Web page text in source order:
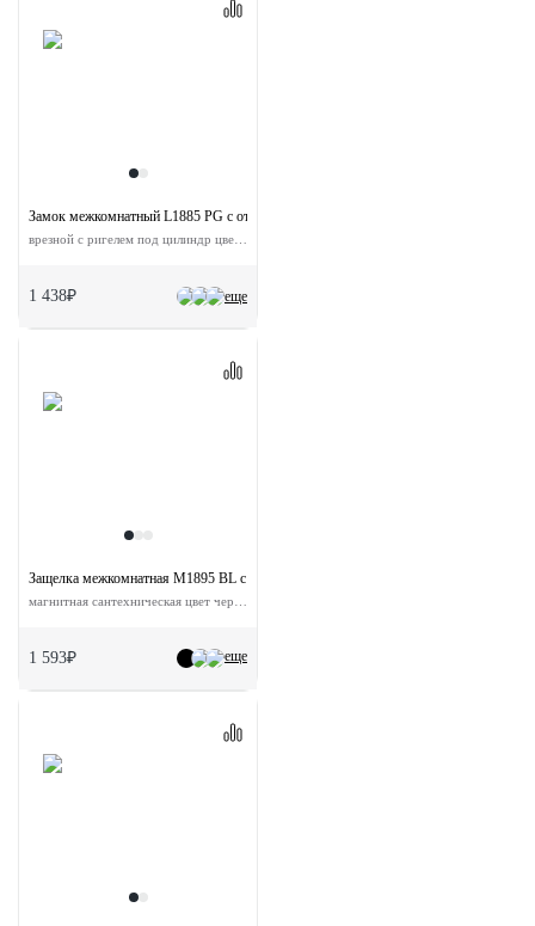
еще
Замок межкомнатный L1885 PG с ответной планкой
1 438₽
еще
Защелка межкомнатная M1895 BL с ответной планкой
1 593₽